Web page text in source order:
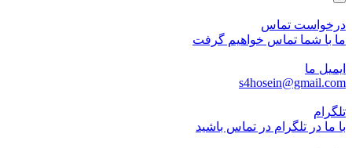
درخواست تماس
ما با شما تماس خواهیم گرفت
ایمیل ما
s4hosein@gmail.com
تلگرام
با ما در تلگرام در تماس باشید